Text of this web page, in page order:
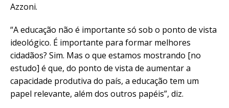
Azzoni.
“A educação não é importante só sob o ponto de vista
ideológico. É importante para formar melhores
cidadãos? Sim. Mas o que estamos mostrando [no
estudo] é que, do ponto de vista de aumentar a
capacidade produtiva do país, a educação tem um
papel relevante, além dos outros papéis”, diz.